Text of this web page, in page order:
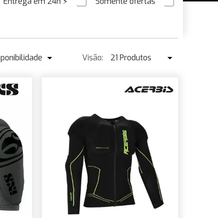
vendidos ↓
↑
↓
Visão:
21 Produtos